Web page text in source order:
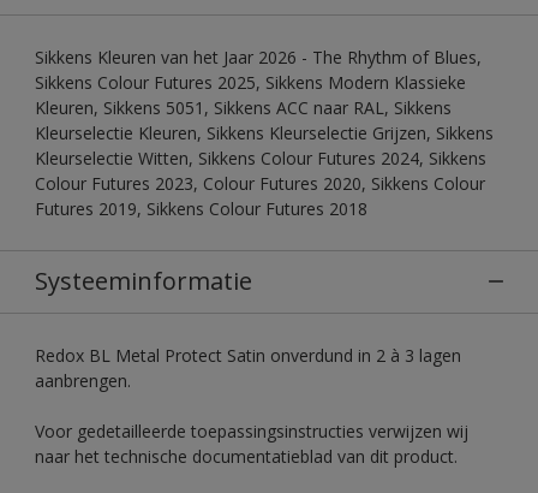
Sikkens Kleuren van het Jaar 2026 - The Rhythm of Blues,
Sikkens Colour Futures 2025, Sikkens Modern Klassieke
Kleuren, Sikkens 5051, Sikkens ACC naar RAL, Sikkens
Kleurselectie Kleuren, Sikkens Kleurselectie Grijzen, Sikkens
Kleurselectie Witten, Sikkens Colour Futures 2024, Sikkens
Colour Futures 2023, Colour Futures 2020, Sikkens Colour
Futures 2019, Sikkens Colour Futures 2018
Systeeminformatie
Redox BL Metal Protect Satin onverdund in 2 à 3 lagen
aanbrengen.
Voor gedetailleerde toepassingsinstructies verwijzen wij
naar het technische documentatieblad van dit product.